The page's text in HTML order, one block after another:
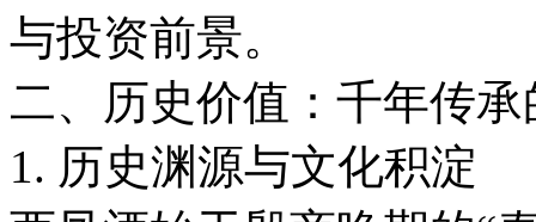
与投资前景。
二、历史价值：千年传
1. 历史渊源与文化积淀